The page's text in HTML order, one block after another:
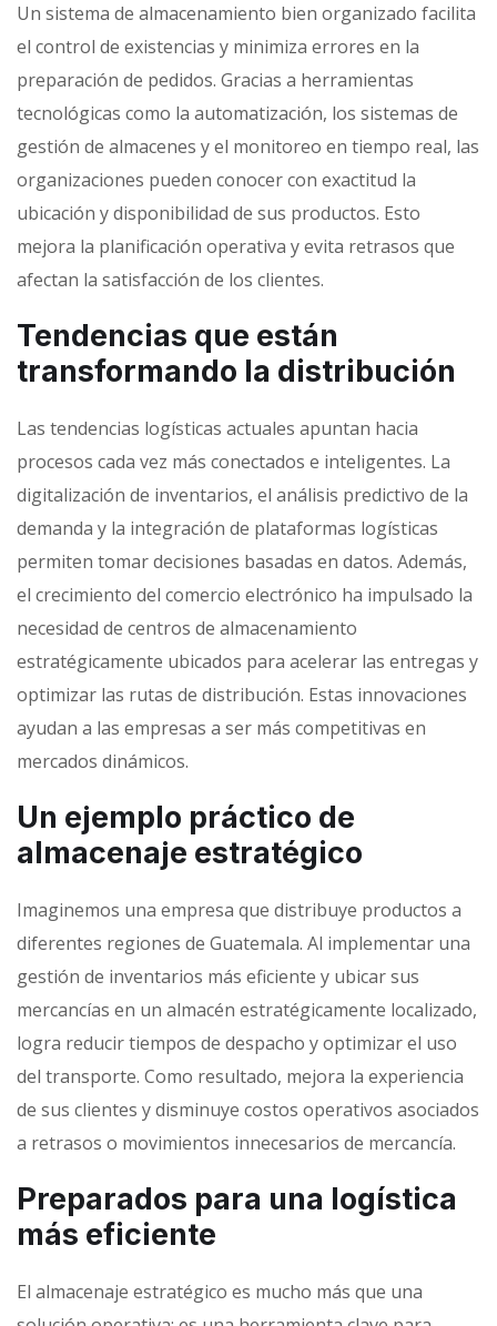
Un sistema de almacenamiento bien organizado facilita
el control de existencias y minimiza errores en la
preparación de pedidos. Gracias a herramientas
tecnológicas como la automatización, los sistemas de
gestión de almacenes y el monitoreo en tiempo real, las
organizaciones pueden conocer con exactitud la
ubicación y disponibilidad de sus productos. Esto
mejora la planificación operativa y evita retrasos que
afectan la satisfacción de los clientes.
Tendencias que están
transformando la distribución
Las tendencias logísticas actuales apuntan hacia
procesos cada vez más conectados e inteligentes. La
digitalización de inventarios, el análisis predictivo de la
demanda y la integración de plataformas logísticas
permiten tomar decisiones basadas en datos. Además,
el crecimiento del comercio electrónico ha impulsado la
necesidad de centros de almacenamiento
estratégicamente ubicados para acelerar las entregas y
optimizar las rutas de distribución. Estas innovaciones
ayudan a las empresas a ser más competitivas en
mercados dinámicos.
Un ejemplo práctico de
almacenaje estratégico
Imaginemos una empresa que distribuye productos a
diferentes regiones de Guatemala. Al implementar una
gestión de inventarios más eficiente y ubicar sus
mercancías en un almacén estratégicamente localizado,
logra reducir tiempos de despacho y optimizar el uso
del transporte. Como resultado, mejora la experiencia
de sus clientes y disminuye costos operativos asociados
a retrasos o movimientos innecesarios de mercancía.
Preparados para una logística
más eficiente
El almacenaje estratégico es mucho más que una